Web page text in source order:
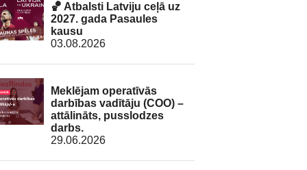
🏀 Atbalsti Latviju ceļā uz
2027. gada Pasaules
kausu
03.08.2026
Meklējam operatīvās
darbības vadītāju (COO) –
attālināts, pusslodzes
darbs.
29.06.2026